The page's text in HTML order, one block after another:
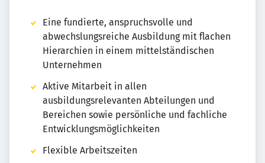
Eine fundierte, anspruchsvolle und
abwechslungsreiche Ausbildung mit flachen
Hierarchien in einem mittelständischen
Unternehmen
Aktive Mitarbeit in allen
ausbildungsrelevanten Abteilungen und
Bereichen sowie persönliche und fachliche
Entwicklungsmöglichkeiten
Flexible Arbeitszeiten